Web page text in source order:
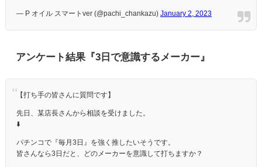
— P オイル スマートver (@pachi_chankazu) January 2, 2023
アンケート結果『3日で意識するメーカー』
【打ち手の皆さんに質問です】
先日、某店長さんから相談を受けました。
⬇️
パチンコで『毎月3日』を強く推したいそうです。
皆さんなら3日だと、どのメーカーを意識して打ちますか？